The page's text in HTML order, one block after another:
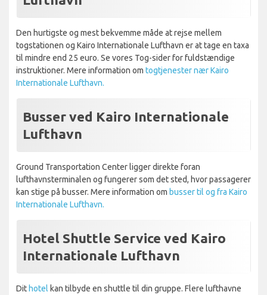
Den hurtigste og mest bekvemme måde at rejse mellem
togstationen og Kairo Internationale Lufthavn er at tage en taxa
til mindre end 25 euro. Se vores Tog-sider for fuldstændige
instruktioner. Mere information om togtjenester nær Kairo
Internationale Lufthavn.
Busser ved Kairo Internationale
Lufthavn
Ground Transportation Center ligger direkte foran
lufthavnsterminalen og fungerer som det sted, hvor passagerer
kan stige på busser. Mere information om busser til og fra Kairo
Internationale Lufthavn.
Hotel Shuttle Service ved Kairo
Internationale Lufthavn
Dit hotel kan tilbyde en shuttle til din gruppe. Flere lufthavne